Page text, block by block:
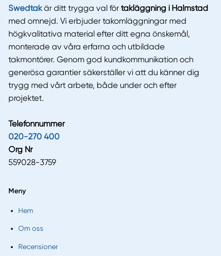
Swedtakär ditt trygga val för takläggning i Halmstad
med omnejd. Vi erbjuder takomläggningar med
högkvalitativa material efter ditt egna önskemål,
monterade av våra erfarna och utbildade
takmontörer. Genom god kundkommunikation och
generösa garantier säkerställer vi att du känner dig
trygg med vårt arbete, både under och efter
projektet.
Telefonnummer
020-270 400
Org Nr
559028-3759
Meny
Hem
Om oss
Recensioner